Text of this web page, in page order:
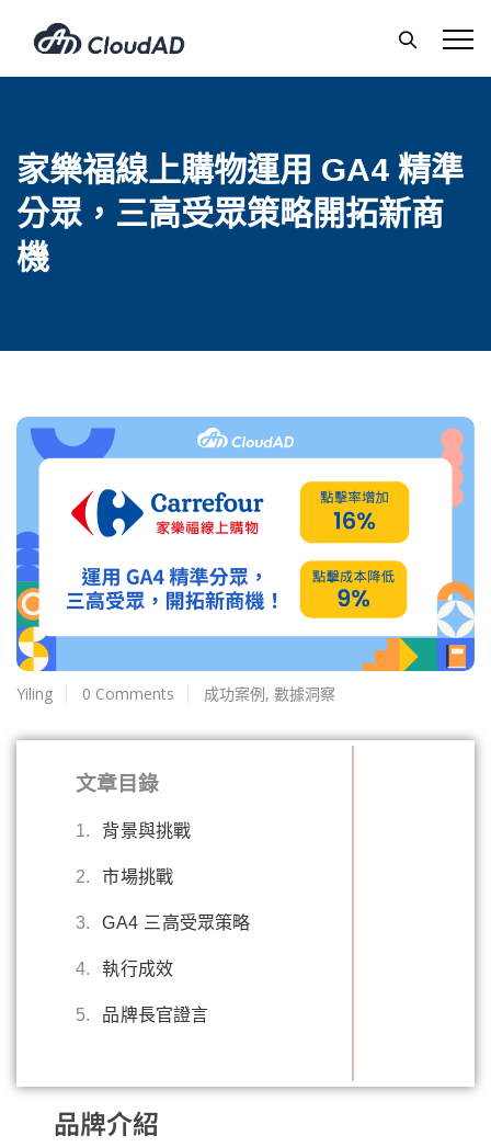
家樂福線上購物運用 GA4 精準
分眾，三高受眾策略開拓新商
機
Yiling 0 Comments 成功案例, 數據洞察
文章目錄
1. 背景與挑戰
2.市場挑戰
3.GA4 三高受眾策略
4.執行成效
5. 品牌長官證言
品牌介紹